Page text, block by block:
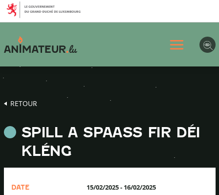
Aller
au
menu
principal
Aller
au
contenu
Aller
au
pied
page
RETOUR
SPILL A SPAASS FIR DÉI
KLÉNG
DATE 15/02/2025- 16/02/2025